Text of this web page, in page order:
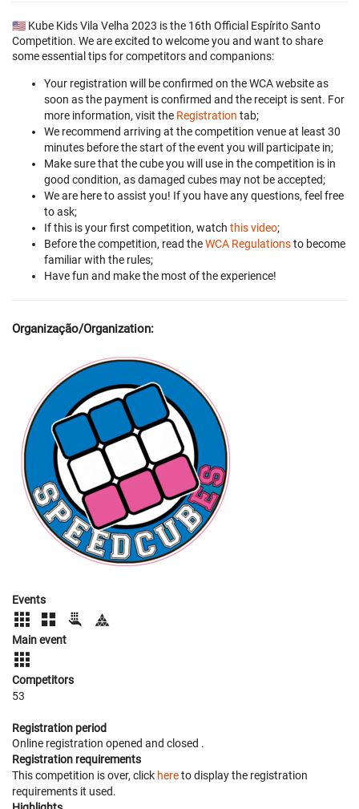
🇺🇸 Kube Kids Vila Velha 2023 is the 16th Official Espírito Santo
Competition. We are excited to welcome you and want to share
some essential tips for competitors and companions:
Your registration will be confirmed on the WCA website as
soon as the payment is confirmed and the receipt is sent. For
more information, visit the Registration tab;
We recommend arriving at the competition venue at least 30
minutes before the start of the event you will participate in;
Make sure that the cube you will use in the competition is in
good condition, as damaged cubes may not be accepted;
We are here to assist you! If you have any questions, feel free
to ask;
If this is your first competition, watch this video;
Before the competition, read theWCA Regulationsto become
familiar with the rules;
Have fun and make the most of the experience!
Organização/Organization:
Events
Main event
Competitors
53
Registration period
Online registration opened and closed .
Registration requirements
This competition is over, click hereto display the registration
requirements it used.